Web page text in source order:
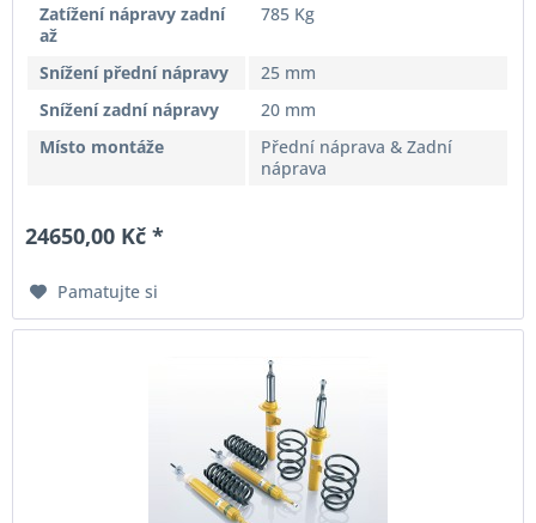
Zatížení nápravy zadní
až
785 Kg
Snížení přední nápravy
25 mm
Snížení zadní nápravy
20 mm
Místo montáže
Přední náprava & Zadní
náprava
24650,00 Kč *
Pamatujte si